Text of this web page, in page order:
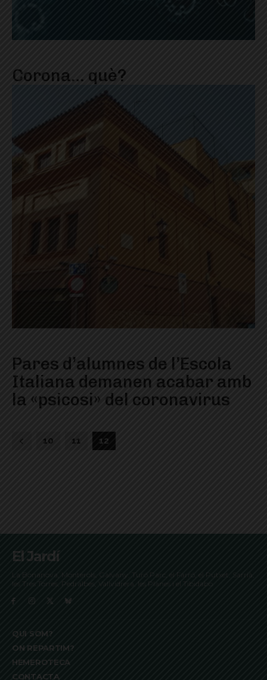
Corona… què?
Pares d’alumnes de l’Escola
Italiana demanen acabar amb
la «psicosi» del coronavirus
10 11 12
El Jardí
La Bonanova, Monterols, Galvany, Turó Parc, el Farró, el Putxet, Sarrià,
les Tres Torres, Pedralbes, Vallvidrera, les Planes i el Tibidabo
QUI SOM?
ON REPARTIM?
HEMEROTECA
CONTACTA